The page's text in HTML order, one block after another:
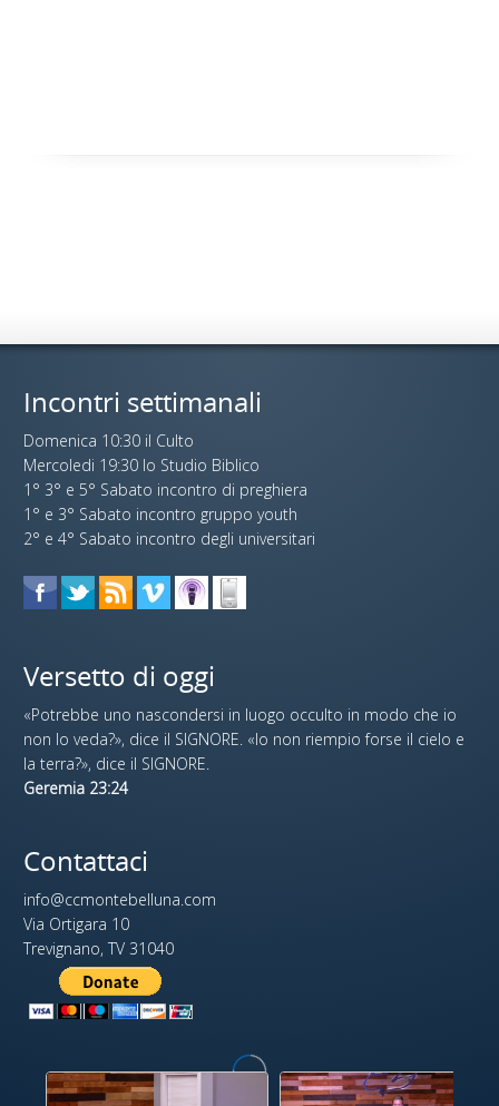
Incontri settimanali
Domenica 10:30 il Culto
Mercoledi 19:30 lo Studio Biblico
1° 3° e 5° Sabato incontro di preghiera
1° e 3° Sabato incontro gruppo youth
2° e 4° Sabato incontro degli universitari
Versetto di oggi
«Potrebbe uno nascondersi in luogo occulto in modo che io
non lo veda?», dice il SIGNORE. «Io non riempio forse il cielo e
la terra?», dice il SIGNORE.
Geremia 23:24
Contattaci
info@ccmontebelluna.com
Via Ortigara 10
Trevignano, TV 31040